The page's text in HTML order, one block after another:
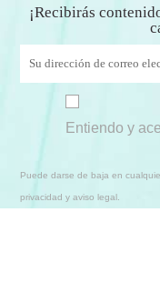
¡Recibirás
Entiendo y
Puede darse de baja en
privacidad y aviso legal.